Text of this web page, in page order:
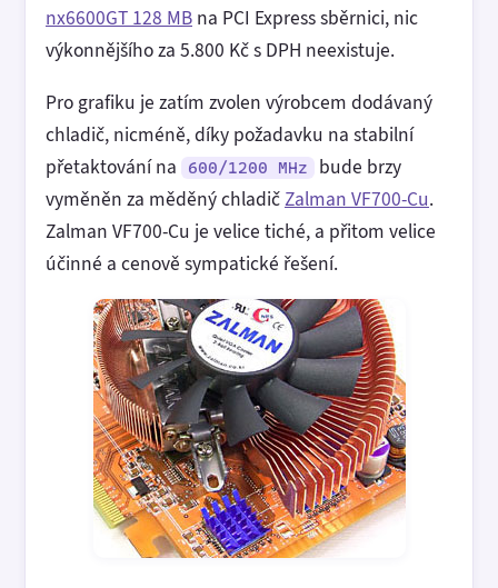
nx6600GT 128 MB na PCI Express sběrnici, nic
výkonnějšího za 5.800 Kč s DPH neexistuje.
Pro grafiku je zatím zvolen výrobcem dodávaný
chladič, nicméně, díky požadavku na stabilní
přetaktování na
600/1200 MHz
bude brzy
vyměněn za měděný chladičZalman VF700-Cu.
Zalman VF700-Cu je velice tiché, a přitom velice
účinné a cenově sympatické řešení.